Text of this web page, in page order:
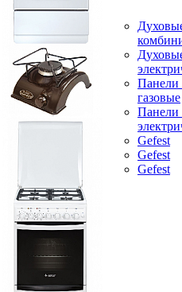
Панели
газовые
Панели
Gefest
Gefest
Gefest